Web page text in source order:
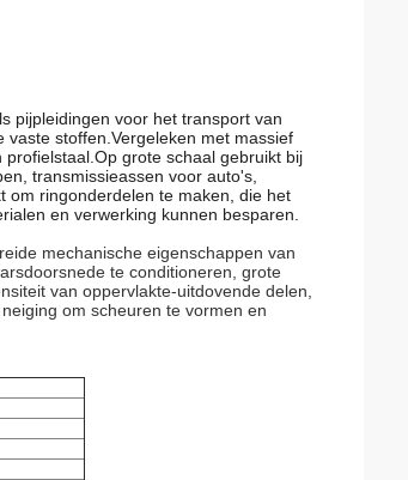
pijpleidingen voor het transport van
stoffen.Vergeleken met massief
grote schaal gebruikt bij
transmissieassen voor auto's,
om ringonderdelen te maken, die het
en verwerking kunnen besparen.
mechanische eigenschappen van
te conditioneren, grote
van oppervlakte-uitdovende delen,
om scheuren te vormen en